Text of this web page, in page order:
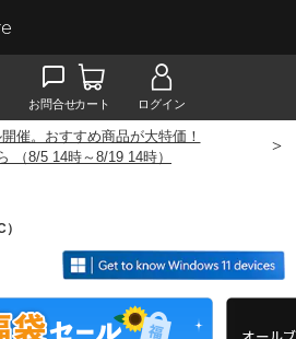
催。おすすめ商品が大特価！
（8/5 14時～8/19 14時）
>